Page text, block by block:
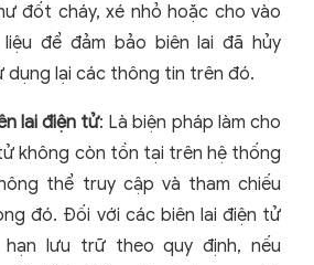
đốt cháy, xé nhỏ hoặc cho vào
để đảm bảo biên lai đã hủy
dụng lại các thông tin trên đó.
lai điện tử: Là biện pháp làm cho
không còn tồn tại trên hệ thống
thể truy cập và tham chiếu
đó. Đối với các biên lai điện tử
lưu trữ theo quy định, nếu